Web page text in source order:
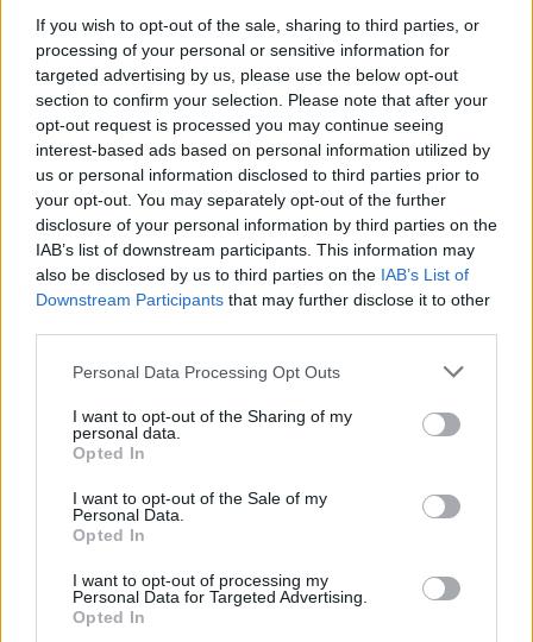
If you wish to opt-out of the sale, sharing to third parties, or
processing of your personal or sensitive information for
targeted advertising by us, please use the below opt-out
section to confirm your selection. Please note that after your
opt-out request is processed you may continue seeing
interest-based ads based on personal information utilized by
us or personal information disclosed to third parties prior to
your opt-out. You may separately opt-out of the further
disclosure of your personal information by third parties on the
IAB’s list of downstream participants. This information may
also be disclosed by us to third parties on the IAB’s List of
Downstream Participants that may further disclose it to other
Personal Data Processing Opt Outs
I want to opt-out of the Sharing of my
personal data.
Opted In
I want to opt-out of the Sale of my
Personal Data.
Opted In
I want to opt-out of processing my
Personal Data for Targeted Advertising.
Opted In
Komentarai
Rašyti komentarą
Jūsų vardas
Komentaras